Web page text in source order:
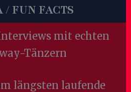
FUN FACTS
mit echten
Tänzern
längsten laufende